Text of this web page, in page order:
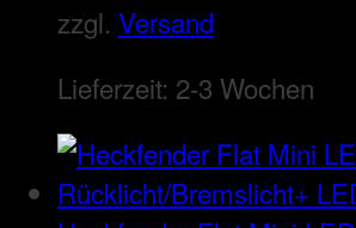
zzgl. Versand
Lieferzeit: 2-3 Wochen